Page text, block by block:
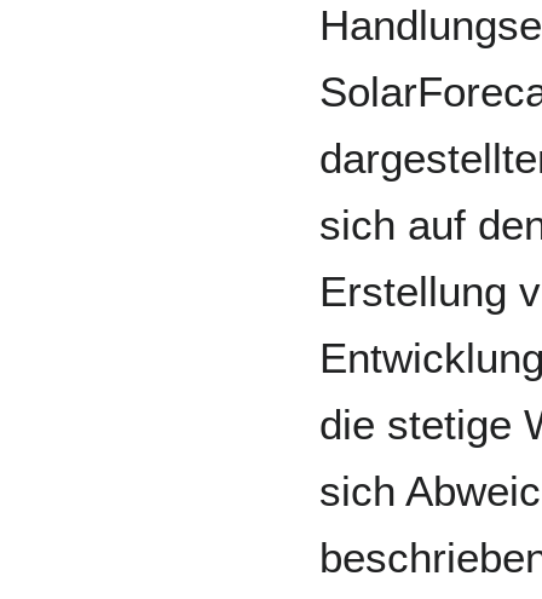
sich auf
Erstellung
die stetige
sich